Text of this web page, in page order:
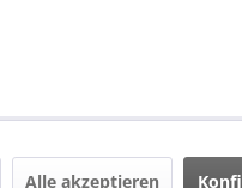
Alle akzeptieren